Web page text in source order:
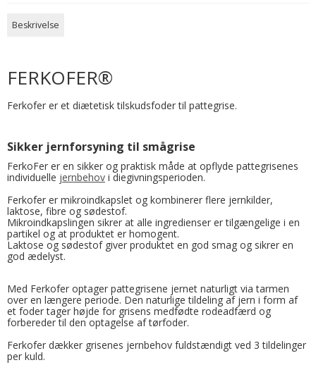
Beskrivelse
FERKOFER®
Ferkofer er et diætetisk tilskudsfoder til pattegrise.
Sikker jernforsyning til smågrise
FerkoFer er en sikker og praktisk måde at opflyde pattegrisenes
individuelle jernbehov i diegivningsperioden.
Ferkofer er mikroindkapslet og kombinerer flere jernkilder,
laktose, fibre og sødestof.
Mikroindkapslingen sikrer at alle ingredienser er tilgængelige i en
partikel og at produktet er homogent.
Laktose og sødestof giver produktet en god smag og sikrer en
god ædelyst.
Med Ferkofer optager pattegrisene jernet naturligt via tarmen
over en længere periode. Den naturlige tildeling af jern i form af
et foder tager højde for grisens medfødte rodeadfærd og
forbereder til den optagelse af tørfoder.
Ferkofer dækker grisenes jernbehov fuldstændigt ved 3 tildelinger
per kuld.